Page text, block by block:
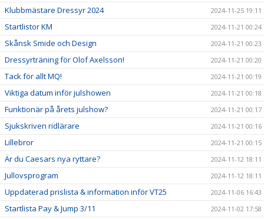
Klubbmästare Dressyr 2024 2024-11-25 19:11
Startlistor KM 2024-11-21 00:24
Skånsk Smide och Design 2024-11-21 00:23
Dressyrträning för Olof Axelsson! 2024-11-21 00:20
Tack för allt MQ! 2024-11-21 00:19
Viktiga datum inför julshowen 2024-11-21 00:18
Funktionär på årets julshow? 2024-11-21 00:17
Sjukskriven ridlärare 2024-11-21 00:16
Lillebror 2024-11-21 00:15
Är du Caesars nya ryttare? 2024-11-12 18:11
Jullovsprogram 2024-11-12 18:11
Uppdaterad prislista & information inför VT25 2024-11-06 16:43
Startlista Pay & Jump 3/11 2024-11-02 17:58